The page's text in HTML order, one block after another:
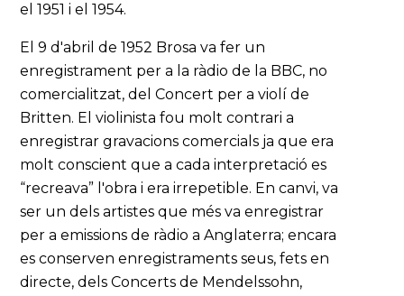
el 1951 i el 1954.
El 9 d'abril de 1952 Brosa va fer un
enregistrament per a la ràdio de la BBC, no
comercialitzat, del Concert per a violí de
Britten. El violinista fou molt contrari a
enregistrar gravacions comercials ja que era
molt conscient que a cada interpretació es
“recreava” l'obra i era irrepetible. En canvi, va
ser un dels artistes que més va enregistrar
per a emissions de ràdio a Anglaterra; encara
es conserven enregistraments seus, fets en
directe, dels Concerts de Mendelssohn,